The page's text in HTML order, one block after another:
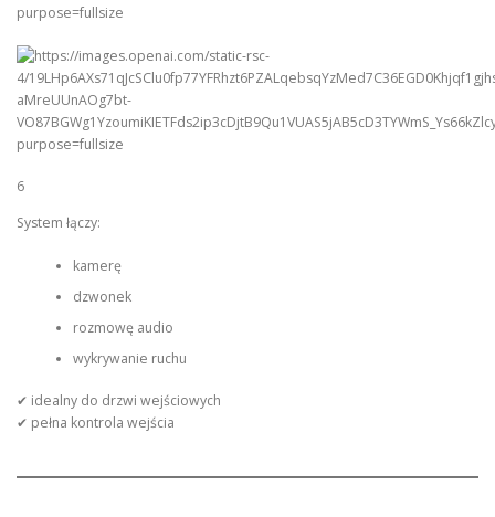
6
System łączy:
kamerę
dzwonek
rozmowę audio
wykrywanie ruchu
✔ idealny do drzwi wejściowych
✔ pełna kontrola wejścia